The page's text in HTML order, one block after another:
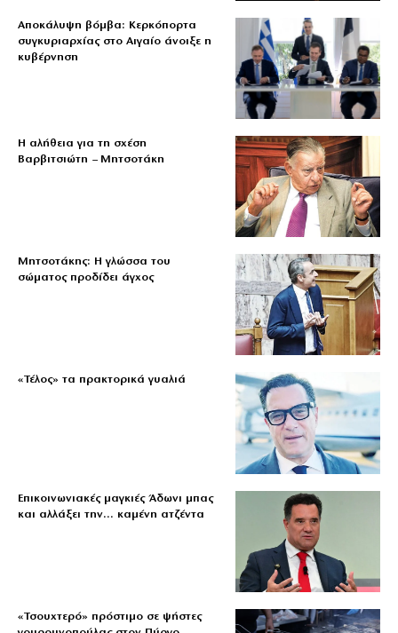
Αποκάλυψη βόμβα: Κερκόπορτα
συγκυριαρχίας στο Αιγαίο άνοιξε η
κυβέρνηση
Η αλήθεια για τη σχέση
Βαρβιτσιώτη – Μητσοτάκη
Μητσοτάκης: Η γλώσσα του
σώματος προδίδει άγχος
«Τέλος» τα πρακτορικά γυαλιά
Επικοινωνιακές μαγκιές Άδωνι μπας
και αλλάξει την… καμένη ατζέντα
«Τσουχτερό» πρόστιμο σε ψήστες